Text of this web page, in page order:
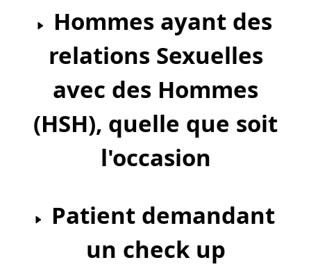
relations Sexuelles
avec des Hommes
(HSH), quelle que soit
l'occasion
un check up